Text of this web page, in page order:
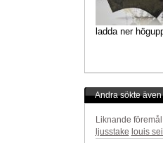
ladda ner
Andra sökte även
Liknande
ljusstake louis